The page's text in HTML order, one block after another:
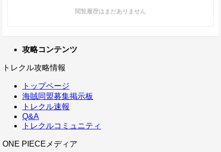
攻略コンテンツ
トレクル攻略情報
トップページ
海賊同盟募集掲示板
トレクル速報
Q&A
トレクルコミュニティ
ONE PIECEメディア